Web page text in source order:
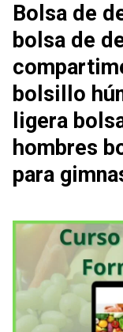
Bolsa de
bolsa de
bolsillo
ligera
hombres
para